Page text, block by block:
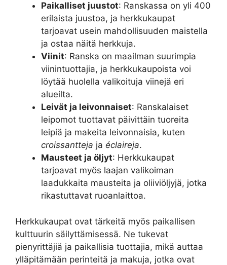
Paikalliset juustot: Ranskassa on yli 400
erilaista juustoa, ja herkkukaupat
tarjoavat usein mahdollisuuden maistella
ja ostaa näitä herkkuja.
Viinit: Ranska on maailman suurimpia
viinintuottajia, ja herkkukaupoista voi
löytää huolella valikoituja viinejä eri
alueilta.
Leivät ja leivonnaiset: Ranskalaiset
leipomot tuottavat päivittäin tuoreita
leipiä ja makeita leivonnaisia, kuten
croissantteja ja éclaireja.
Mausteet ja öljyt: Herkkukaupat
tarjoavat myös laajan valikoiman
laadukkaita mausteita ja oliiviöljyjä, jotka
rikastuttavat ruoanlaittoa.
Herkkukaupat ovat tärkeitä myös paikallisen
kulttuurin säilyttämisessä. Ne tukevat
pienyrittäjiä ja paikallisia tuottajia, mikä auttaa
ylläpitämään perinteitä ja makuja, jotka ovat